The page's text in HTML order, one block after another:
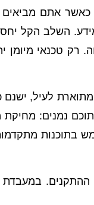
כאשר אתם
השלב הקל
רק טכנאי מיומן
לעיל, ישנם
נמנים:
בתוכנות
זכרון ומכל סוגי